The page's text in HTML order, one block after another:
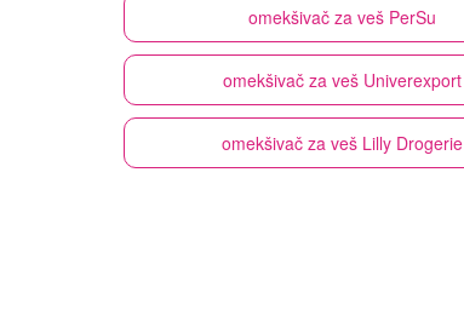
omekšivač za veš PerSu
omekšivač za veš Univerexport
omekšivač za veš Lilly Drogerie